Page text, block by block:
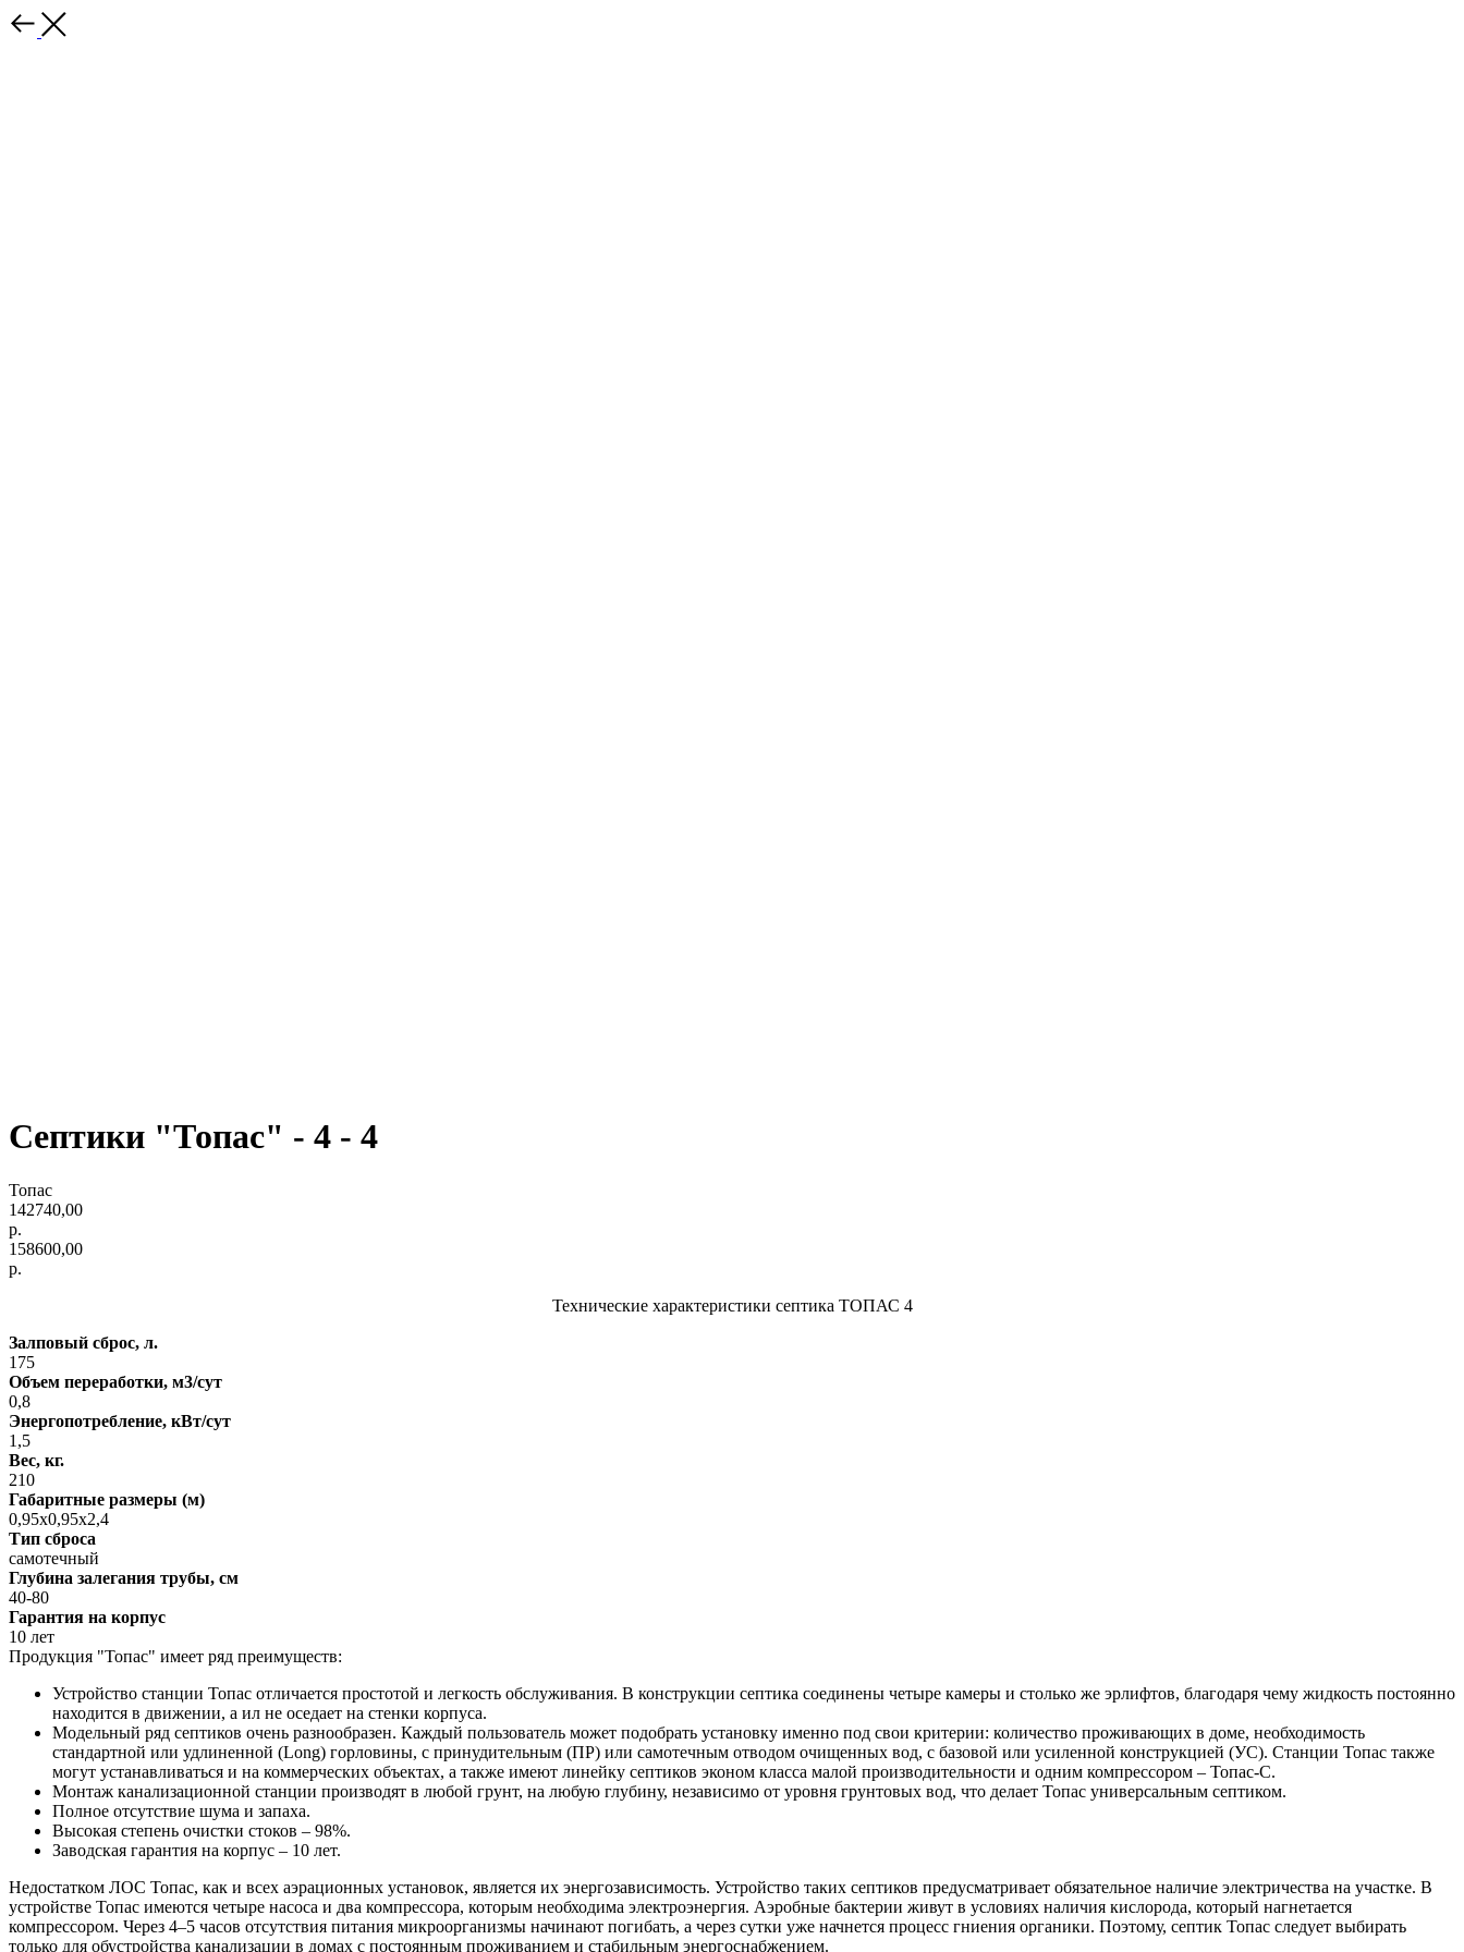
Септики "Топас" - 4 - 4
Топас
142740,00
р.
158600,00
р.
Технические характеристики септика ТОПАС 4
Залповый сброс, л.
175
Объем переработки, м3/сут
0,8
Энергопотребление, кВт/сут
1,5
Вес, кг.
210
Габаритные размеры (м)
0,95х0,95х2,4
Тип сброса
самотечный
Глубина залегания трубы, cм
40-80
Гарантия на корпус
10 лет
Продукция "Топас" имеет ряд преимуществ:
Устройство станции Топас отличается простотой и легкость обслуживания. В конструкции септика соединены четыре камеры и столько же эрлифтов, благодаря чему жидкость постоянно
находится в движении, а ил не оседает на стенки корпуса.
Модельный ряд септиков очень разнообразен. Каждый пользователь может подобрать установку именно под свои критерии: количество проживающих в доме, необходимость
стандартной или удлиненной (Long) горловины, с принудительным (ПР) или самотечным отводом очищенных вод, с базовой или усиленной конструкцией (УС). Станции Топас также
могут устанавливаться и на коммерческих объектах, а также имеют линейку септиков эконом класса малой производительности и одним компрессором – Топас-С.
Монтаж канализационной станции производят в любой грунт, на любую глубину, независимо от уровня грунтовых вод, что делает Топас универсальным септиком.
Полное отсутствие шума и запаха.
Высокая степень очистки стоков – 98%.
Заводская гарантия на корпус – 10 лет.
Недостатком ЛОС Топас, как и всех аэрационных установок, является их энергозависимость. Устройство таких септиков предусматривает обязательное наличие электричества на участке. В
устройстве Топас имеются четыре насоса и два компрессора, которым необходима электроэнергия. Аэробные бактерии живут в условиях наличия кислорода, который нагнетается
компрессором. Через 4–5 часов отсутствия питания микроорганизмы начинают погибать, а через сутки уже начнется процесс гниения органики. Поэтому, септик Топас следует выбирать
только для обустройства канализации в домах с постоянным проживанием и стабильным энергоснабжением.